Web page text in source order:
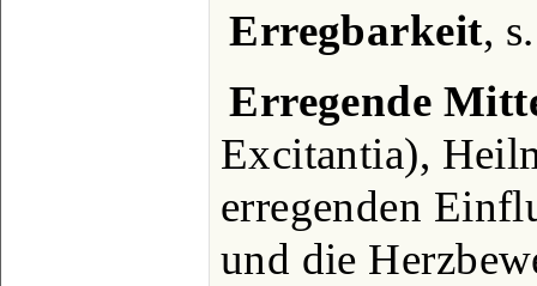
Erregbarkeit,
Erregende
Excitantia),
erregenden
und die